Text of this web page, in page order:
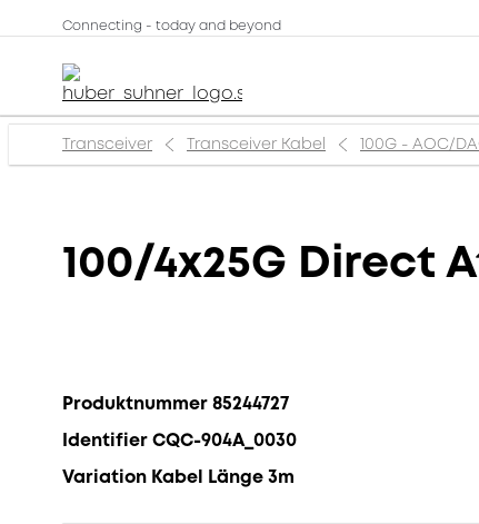
Connecting - today and beyond
Transceiver Transceiver Kabel 100G - AOC/
100/4x25G Direct
Produktnummer 85244727
Identifier CQC-904A_0030
Variation Kabel Länge 3m